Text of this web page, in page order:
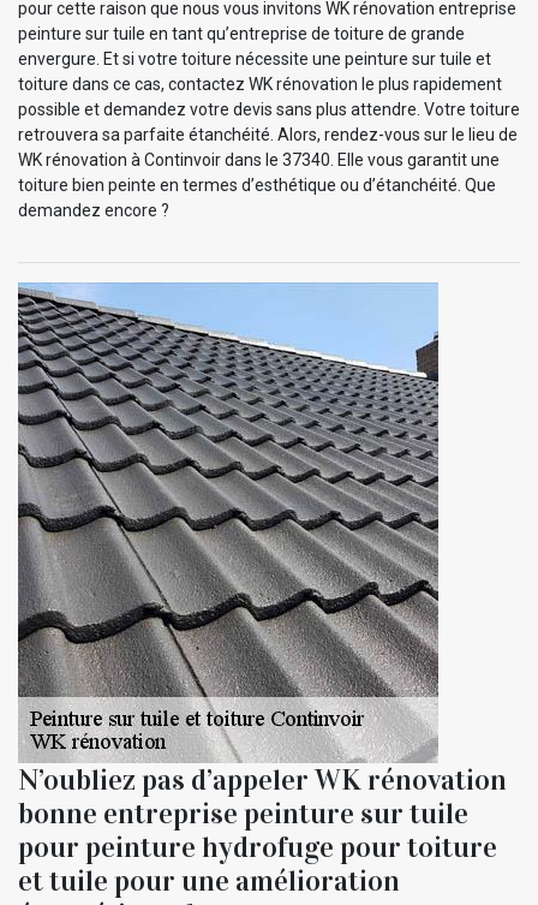
pour cette raison que nous vous invitons WK rénovation entreprise
peinture sur tuile en tant qu’entreprise de toiture de grande
envergure. Et si votre toiture nécessite une peinture sur tuile et
toiture dans ce cas, contactez WK rénovation le plus rapidement
possible et demandez votre devis sans plus attendre. Votre toiture
retrouvera sa parfaite étanchéité. Alors, rendez-vous sur le lieu de
WK rénovation à Continvoir dans le 37340. Elle vous garantit une
toiture bien peinte en termes d’esthétique ou d’étanchéité. Que
demandez encore ?
N’oubliez pas d’appeler WK rénovation
bonne entreprise peinture sur tuile
pour peinture hydrofuge pour toiture
et tuile pour une amélioration